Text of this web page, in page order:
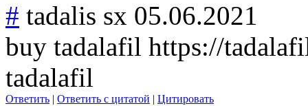
# tadalis sx 05.06.2021
buy tadalafil https://
tadalafil
Ответить | Ответить с цитатой | Цитировать